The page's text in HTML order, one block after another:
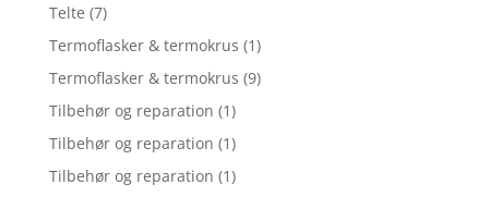
Telte (7)
Termoflasker & termokrus (1)
Termoflasker & termokrus (9)
Tilbehør og reparation (1)
Tilbehør og reparation (1)
Tilbehør og reparation (1)